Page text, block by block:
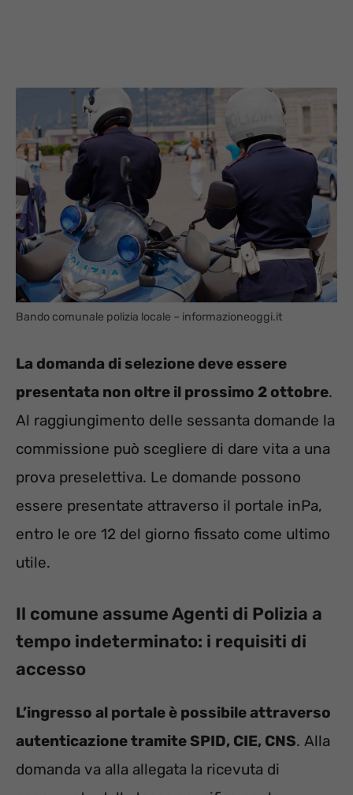
Bando comunale polizia locale – informazioneoggi.it
La domanda di selezione deve essere
presentata non oltre il prossimo 2 ottobre.
Al raggiungimento delle sessanta domande la
commissione può scegliere di dare vita a una
prova preselettiva. Le domande possono
essere presentate attraverso il portale inPa,
entro le ore 12 del giorno fissato come ultimo
utile.
Il comune assume Agenti di Polizia a
tempo indeterminato: i requisiti di
accesso
L’ingresso al portale è possibile attraverso
autenticazione tramite SPID, CIE, CNS. Alla
domanda va alla allegata la ricevuta di